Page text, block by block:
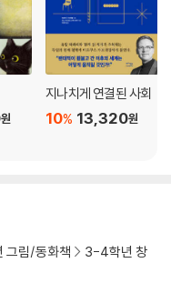
원
지나치게 연결된 사회
13,320원
10%
림/동화책
3-4학년 창